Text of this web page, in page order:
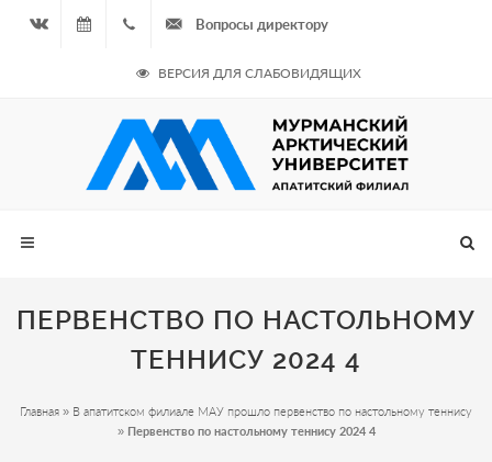
10.08.2026
- Нечётная
неделя
964
687
Вопросы директору
ВЕРСИЯ ДЛЯ СЛАБОВИДЯЩИХ
ПЕРВЕНСТВО ПО НАСТОЛЬНОМУ
ТЕННИСУ 2024 4
Главная » В апатитском филиале МАУ прошло первенство по настольному теннису
» Первенство по настольному теннису 2024 4